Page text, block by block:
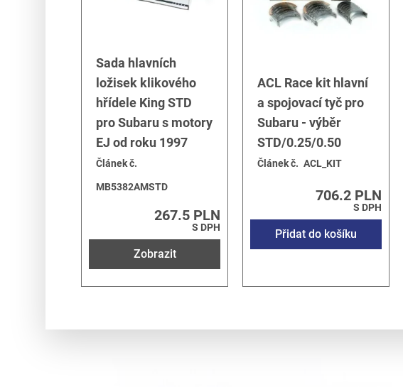
Sada hlavních
ložisek klikového
hřídele King STD
pro Subaru s motory
EJ od roku 1997
Článek č.
MB5382AMSTD
267.5 PLN
S DPH
Zobrazit
ACL Race kit hlavní
a spojovací tyč pro
Subaru - výběr
STD/0.25/0.50
Článek č. ACL_KIT
706.2 PLN
S DPH
Přidat do košíku